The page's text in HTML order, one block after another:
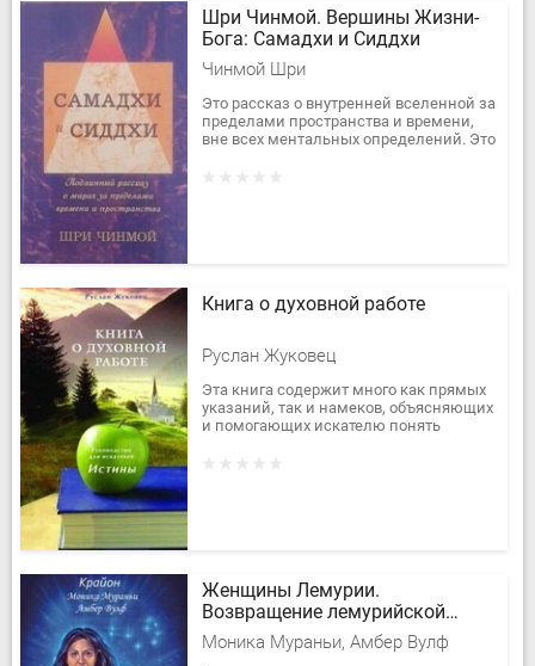
Шри Чинмой. Вершины Жизни-
Бога: Самадхи и Сиддхи
Чинмой Шри
Это рассказ о внутренней вселенной за
пределами пространства и времени,
вне всех ментальных определений. Это
Книга о духовной работе
Руслан Жуковец
Эта книга содержит много как прямых
указаний, так и намеков, объясняющих
и помогающих искателю понять
Женщины Лемурии.
Возвращение лемурийской
энергии
Моника Мураньи, Амбер Вулф